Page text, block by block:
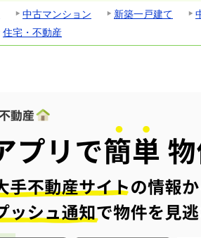
中古マンション 新築一戸建て
住宅・不動産